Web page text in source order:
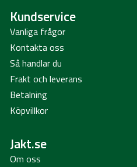
Kundservice
Vanliga frågor
Kontakta oss
Så handlar du
Frakt och leverans
Betalning
Köpvillkor
Jakt.se
Om oss